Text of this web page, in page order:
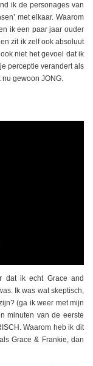
ik de personages van
met elkaar. Waarom
ik een paar jaar ouder
zit ik zelf ook absoluut
niet het gevoel dat ik
perceptie verandert als
gewoon JONG.
dat ik echt Grace and
Ik was wat skeptisch,
(ga ik weer met mijn
minuten van de eerste
Waarom heb ik dit
Grace & Frankie, dan